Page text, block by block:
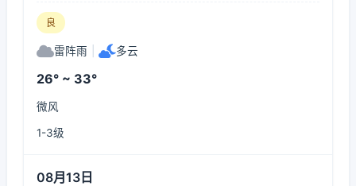
良
雷阵雨 多云
26° ~ 33°
微风
1-3级
08月13日